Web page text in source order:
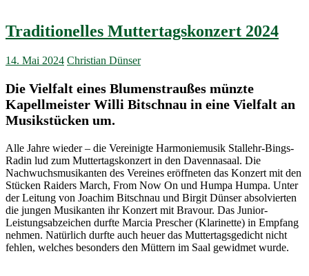
Traditionelles Muttertagskonzert 2024
14. Mai 2024 Christian Dünser
Die Vielfalt eines Blumenstraußes münzte
Kapellmeister Willi Bitschnau in eine Vielfalt an
Musikstücken um.
Alle Jahre wieder – die Vereinigte Harmoniemusik Stallehr-Bings-
Radin lud zum Muttertagskonzert in den Davennasaal. Die
Nachwuchsmusikanten des Vereines eröffneten das Konzert mit den
Stücken Raiders March, From Now On und Humpa Humpa. Unter
der Leitung von Joachim Bitschnau und Birgit Dünser absolvierten
die jungen Musikanten ihr Konzert mit Bravour. Das Junior-
Leistungsabzeichen durfte Marcia Prescher (Klarinette) in Empfang
nehmen. Natürlich durfte auch heuer das Muttertagsgedicht nicht
fehlen, welches besonders den Müttern im Saal gewidmet wurde.